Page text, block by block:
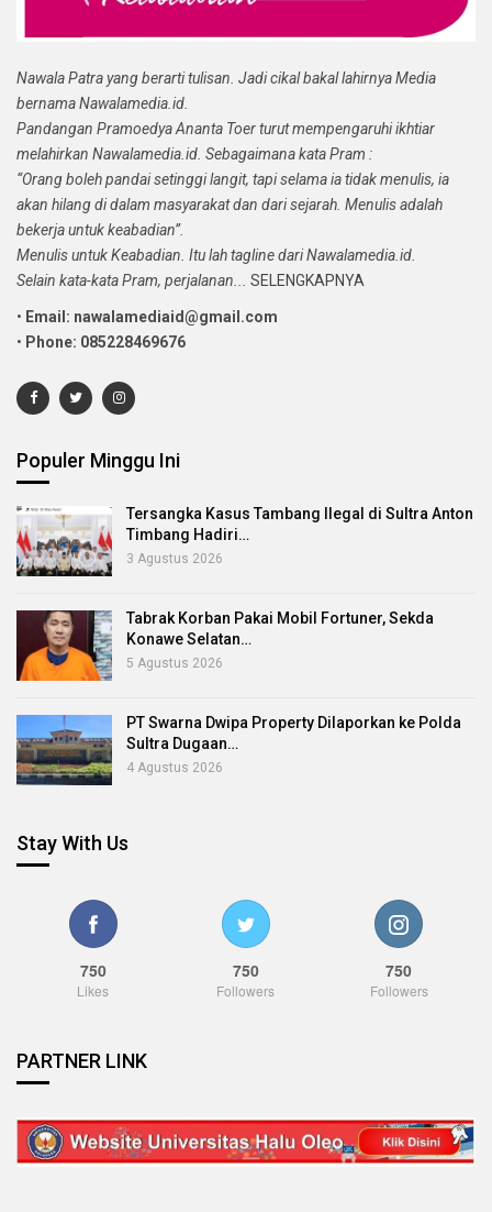
Nawala Patra yang berarti tulisan. Jadi cikal bakal lahirnya Media
bernama Nawalamedia.id.
Pandangan Pramoedya Ananta Toer turut mempengaruhi ikhtiar
melahirkan Nawalamedia.id. Sebagaimana kata Pram :
“Orang boleh pandai setinggi langit, tapi selama ia tidak menulis, ia
akan hilang di dalam masyarakat dan dari sejarah. Menulis adalah
bekerja untuk keabadian”.
Menulis untuk Keabadian. Itu lah tagline dari Nawalamedia.id.
Selain kata-kata Pram, perjalanan...
SELENGKAPNYA
• Email: nawalamediaid@gmail.com
• Phone: 085228469676
Populer Minggu Ini
Tersangka Kasus Tambang Ilegal di Sultra Anton
Timbang Hadiri…
3 Agustus 2026
Tabrak Korban Pakai Mobil Fortuner, Sekda
Konawe Selatan…
5 Agustus 2026
PT Swarna Dwipa Property Dilaporkan ke Polda
Sultra Dugaan…
4 Agustus 2026
Stay With Us
750
Likes
750
Followers
750
Followers
PARTNER LINK